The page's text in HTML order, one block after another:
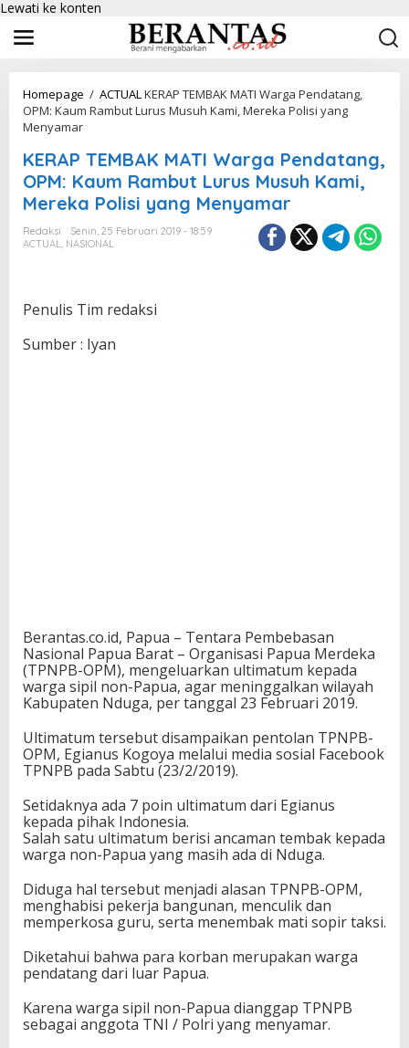
Lewati ke konten
Homepage / ACTUALKERAP TEMBAK MATI Warga Pendatang,
OPM: Kaum Rambut Lurus Musuh Kami, Mereka Polisi yang
Menyamar
KERAP TEMBAK MATI Warga Pendatang,
OPM: Kaum Rambut Lurus Musuh Kami,
Mereka Polisi yang Menyamar
Redaksi
Senin, 25 Februari 2019 - 18:59
ACTUAL, NASIONAL
Penulis Tim redaksi
Sumber : Iyan
Berantas.co.id, Papua – Tentara Pembebasan
Nasional Papua Barat – Organisasi Papua Merdeka
(TPNPB-OPM), mengeluarkan ultimatum kepada
warga sipil non-Papua, agar meninggalkan wilayah
Kabupaten Nduga, per tanggal 23 Februari 2019.
Ultimatum tersebut disampaikan pentolan TPNPB-
OPM, Egianus Kogoya melalui media sosial Facebook
TPNPB pada Sabtu (23/2/2019).
Setidaknya ada 7 poin ultimatum dari Egianus
kepada pihak Indonesia.
Salah satu ultimatum berisi ancaman tembak kepada
warga non-Papua yang masih ada di Nduga.
Diduga hal tersebut menjadi alasan TPNPB-OPM,
menghabisi pekerja bangunan, menculik dan
memperkosa guru, serta menembak mati sopir taksi.
Diketahui bahwa para korban merupakan warga
pendatang dari luar Papua.
Karena warga sipil non-Papua dianggap TPNPB
sebagai anggota TNI / Polri yang menyamar.